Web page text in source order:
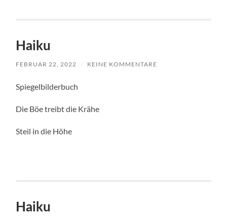
Haiku
FEBRUAR 22, 2022 / KEINE KOMMENTARE
Spiegelbilderbuch
Die Böe treibt die Krähe
Steil in die Höhe
Haiku